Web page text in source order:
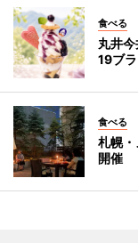
食べる
丸井
19ブ
食べる
札幌
開催